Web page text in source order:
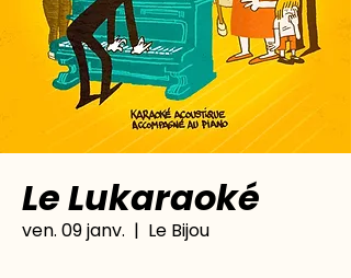
Le Lukaraoké
ven. 09 janv.
  |
Le Bijou